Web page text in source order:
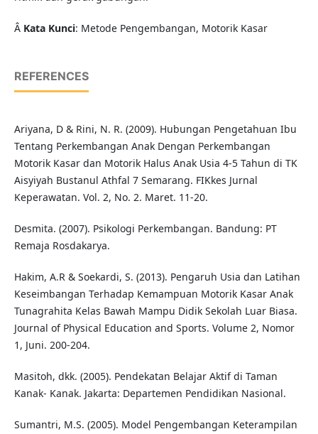
Â Kata Kunci: Metode Pengembangan, Motorik Kasar
REFERENCES
Ariyana, D & Rini, N. R. (2009). Hubungan Pengetahuan Ibu
Tentang Perkembangan Anak Dengan Perkembangan
Motorik Kasar dan Motorik Halus Anak Usia 4-5 Tahun di TK
Aisyiyah Bustanul Athfal 7 Semarang. FIKkes Jurnal
Keperawatan. Vol. 2, No. 2. Maret. 11-20.
Desmita. (2007). Psikologi Perkembangan. Bandung: PT
Remaja Rosdakarya.
Hakim, A.R & Soekardi, S. (2013). Pengaruh Usia dan Latihan
Keseimbangan Terhadap Kemampuan Motorik Kasar Anak
Tunagrahita Kelas Bawah Mampu Didik Sekolah Luar Biasa.
Journal of Physical Education and Sports. Volume 2, Nomor
1, Juni. 200-204.
Masitoh, dkk. (2005). Pendekatan Belajar Aktif di Taman
Kanak- Kanak. Jakarta: Departemen Pendidikan Nasional.
Sumantri, M.S. (2005). Model Pengembangan Keterampilan